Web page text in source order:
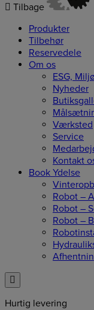
Tilbage
Produkter
Tilbehør
Reservedele
Om os
ESG,
Nyheder
Værksted
Service
Kontakt
Book Ydelse
Robot –
Robot –
Robot –
Hurtig levering